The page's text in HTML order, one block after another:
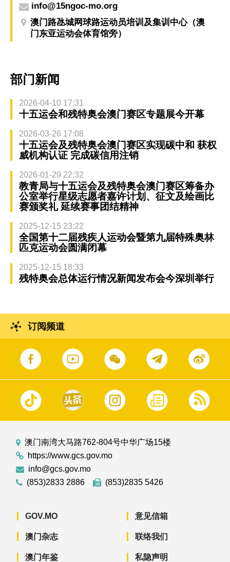
info@15ngoc-mo.org
澳门路氹城网球路运动员培训及集训中心（澳
门东亚运动会体育馆旁）
部门新闻
2026-04-10 17:31
十五运会和残特奥会澳门赛区专题展今开幕
2026-03-26 17:08
十五运会及残特奥会澳门赛区实现碳中和 获权
威机构认证 完成碳信用注销
2026-01-29 22:32
教青局与十五运会及残特奥会澳门赛区筹备办
公室举行星级志愿者嘉许计划、征文及绘画比
赛颁奖礼 延续赛事团结精神
2025-12-15 23:22
全国第十二届残疾人运动会暨第九届特殊奥林
匹克运动会圆满闭幕
2025-12-15 18:33
残特奥会总体运行情况新闻发布会今深圳举行
订阅频道
澳门南湾大马路762-804号中华广场15楼
https://www.gcs.gov.mo
info@gcs.gov.mo
(853)2833 2886
(853)2835 5426
GOV.MO
澳门杂志
澳门年鉴
意见信箱
联络我们
私隐声明